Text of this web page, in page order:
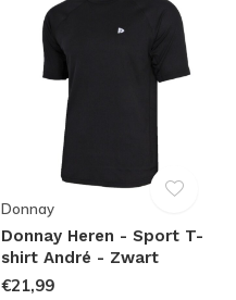
Donnay
Donnay Heren - Sport T-
shirt André - Zwart
€21,99